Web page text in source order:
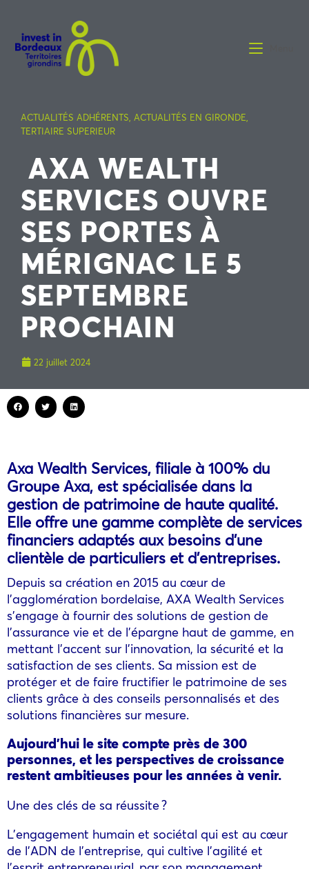
ACTUALITÉS ADHÉRENTS, ACTUALITÉS EN GIRONDE,
TERTIAIRE SUPERIEUR
AXA WEALTH
SERVICES OUVRE
SES PORTES À
MÉRIGNAC LE 5
SEPTEMBRE
PROCHAIN
22 juillet 2024
Axa Wealth Services, filiale à 100% du
Groupe Axa, est spécialisée dans la
gestion de patrimoine de haute qualité.
Elle offre une gamme complète de services
financiers adaptés aux besoins d’une
clientèle de particuliers et d’entreprises.
Depuis sa création en 2015 au cœur de
l’agglomération bordelaise, AXA Wealth Services
s’engage à fournir des solutions de gestion de
l’assurance vie et de l’épargne haut de gamme, en
mettant l’accent sur l’innovation, la sécurité et la
satisfaction de ses clients. Sa mission est de
protéger et de faire fructifier le patrimoine de ses
clients grâce à des conseils personnalisés et des
solutions financières sur mesure.
Aujourd’hui le site compte près de 300
personnes, et les perspectives de croissance
restent ambitieuses pour les années à venir.
Une des clés de sa réussite ?
L’engagement humain et sociétal qui est au cœur
de l’ADN de l’entreprise, qui cultive l’agilité et